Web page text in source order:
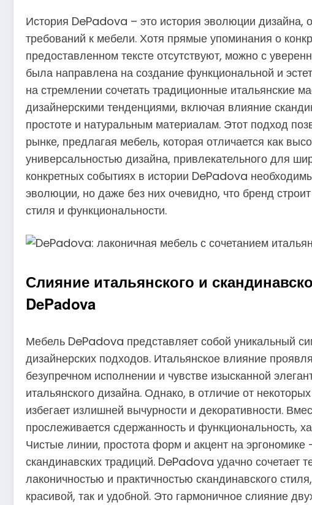
История DePadova – это история эволюции дизайна,
требований к мебели. Хотя прямые упоминания о
предоставленном тексте отсутствуют, можно с
была направлена на создание функциональной и
на стремлении сочетать традиционные итальянские
дизайнерскими тенденциями, включая влияние
простоте и натуральным материалам. Этот подход
рынке, предлагая мебель, которая отличается как
универсальностью дизайна, привлекательного для
конкретных событиях в истории DePadova
эволюции, но даже без них очевидно, что бренд
стиля и функциональности.
Слияние итальянского и
DePadova
Мебель DePadova представляет собой уникальный
дизайнерских подходов. Итальянское влияние
безупречном исполнении и чувстве изысканной
итальянского дизайна. Однако, в отличие от
избегает излишней вычурности и декоративности.
прослеживается сдержанность и функциональность,
Чистые линии, простота форм и акцент на эргономике
скандинавских традиций. DePadova удачно сочетает
лаконичностью и практичностью скандинавского
красивой, так и удобной. Это гармоничное слияние